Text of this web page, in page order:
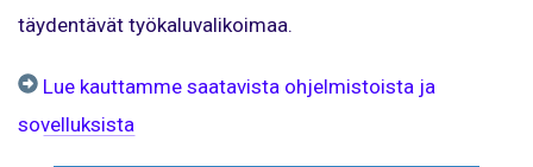
täydentävät työkaluvalikoimaa.
Lue kauttamme saatavista ohjelmistoista ja
sovelluksista